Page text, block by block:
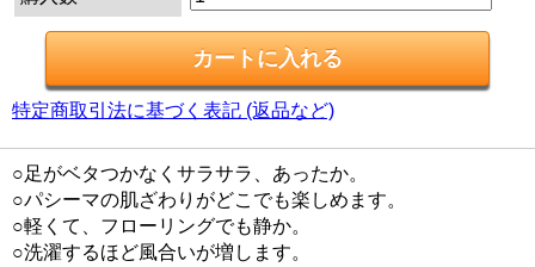
特定商取引法に基づく表記 (返品など)
○足がベタつかなくサラサラ、あったか。
○パシーマの肌ざわりがどこでも楽しめます。
○軽くて、フローリングでも静か。
○洗濯するほど風合いが増します。